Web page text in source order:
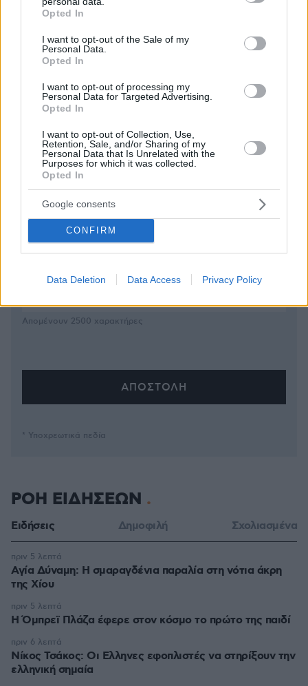
grant or deny consent to Google and its third-party tags to
use your data for below specified purposes in below Google
consent section.
Opted In
I want to opt-out of the Sale of my
Personal Data.
Opted In
I want to opt-out of processing my
Personal Data for Targeted Advertising.
Opted In
I want to opt-out of Collection, Use,
Retention, Sale, and/or Sharing of my
Personal Data that Is Unrelated with the
Purposes for which it was collected.
Opted In
Google consents
CONFIRM
Data Deletion Data Access Privacy Policy
ΌΝΟΜΑ *
EMAIL
ΣΧΌΛΙΟ *
Απομένουν 2500 χαρακτήρες
* Υποχρεωτικά πεδία
ΡΟΗ ΕΙΔΗΣΕΩΝ
Ειδήσεις Δημοφιλή Σχολιασμένα
Αγία Δύναμη: H σμαραγδένια παραλία στη νότια άκρη
της Χίου
πριν 5 λεπτά
Η Όμπρεϊ Πλάζα έφερε στον κόσμο το πρώτο της παιδί
πριν 5 λεπτά
Νίκος Τσάκος: Οι Ελληνες εφοπλιστές να στηρίξουν την
ελληνική σημαία
πριν 6 λεπτά